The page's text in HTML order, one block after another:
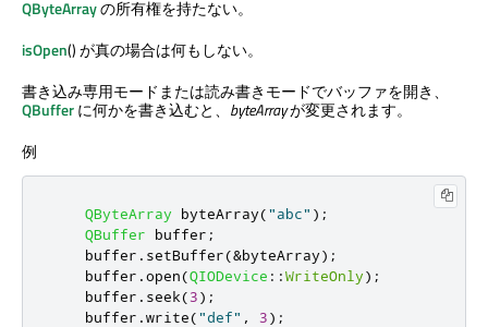
QByteArrayの所有権を持たない。
isOpen() が真の場合は何もしない。
書き込み専用モードまたは読み書きモードでバッファを開き、
QBufferに何かを書き込むと、 byteArrayが変更されます。
例
QByteArray byteArray("abc" );
QBuffer buffer ;
    buffer
. setBuffer(&byteArray);
    buffer
.open(QIODevice ::WriteOnly);
    buffer
. seek(3);
    buffer
.write("def" , 3);